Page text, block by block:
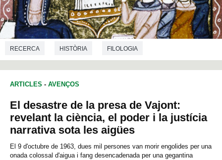
RECERCA HISTÒRIA FILOLOGIA
ARTICLES - AVENÇOS
El desastre de la presa de Vajont:
revelant la ciència, el poder i la justícia
narrativa sota les aigües
El 9 d'octubre de 1963, dues mil persones van morir engolides per una
onada colossal d'aigua i fang desencadenada per una gegantina